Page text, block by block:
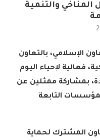
المناخي والتنمية
الإسلامي، بالتعاون
فعالية لإحياء اليوم
بمشاركة ممثلين عن
التابعة
المشترك لحماية